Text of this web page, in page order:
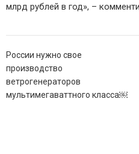
млрд рублей в год», –
Навигация
по
записям
России нужно свое
производство
ветрогенераторов
мультимегаваттного класса￼